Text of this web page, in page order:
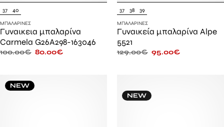
37 40
ΜΠΑΛΑΡΊΝΕΣ
Γυναικεια μπαλαρίνα
Carmela G26A298-163046
100.00€ 80.00€
37 38 39
ΜΠΑΛΑΡΊΝΕΣ
Γυναικεία μπαλαρίνα Alpe
5521
129.00€ 95.00€
NEW
NEW